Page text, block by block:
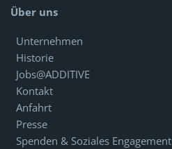
Über uns
Unternehmen
Historie
Jobs@ADDITIVE
Kontakt
Anfahrt
Presse
Spenden & Soziales Engagement